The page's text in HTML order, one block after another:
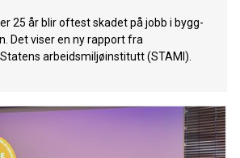
25 år blir oftest skadet på jobb i bygg-
Det viser en ny rapport fra
arbeidsmiljøinstitutt (STAMI).